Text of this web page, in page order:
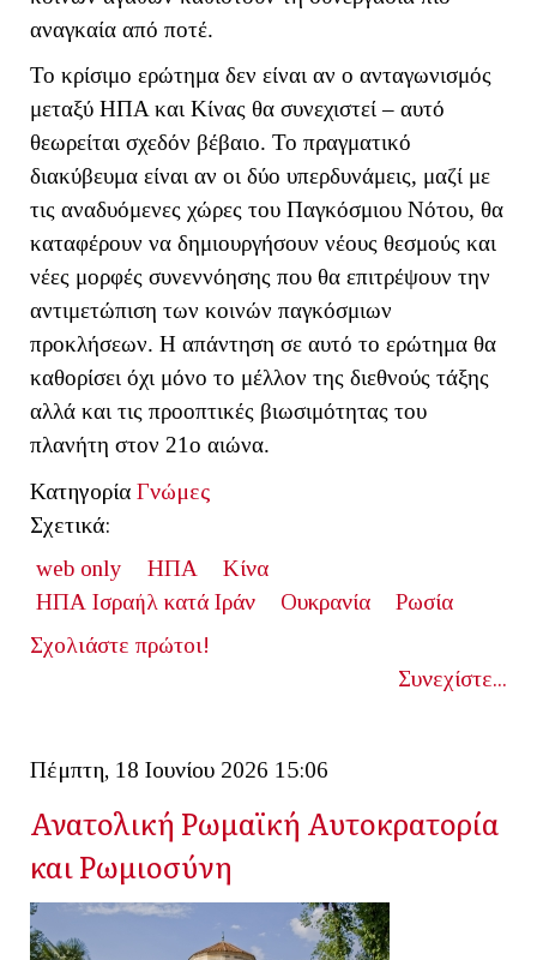
αναγκαία από ποτέ.
Το κρίσιμο ερώτημα δεν είναι αν ο ανταγωνισμός
μεταξύ ΗΠΑ και Κίνας θα συνεχιστεί – αυτό
θεωρείται σχεδόν βέβαιο. Το πραγματικό
διακύβευμα είναι αν οι δύο υπερδυνάμεις, μαζί με
τις αναδυόμενες χώρες του Παγκόσμιου Νότου, θα
καταφέρουν να δημιουργήσουν νέους θεσμούς και
νέες μορφές συνεννόησης που θα επιτρέψουν την
αντιμετώπιση των κοινών παγκόσμιων
προκλήσεων. Η απάντηση σε αυτό το ερώτημα θα
καθορίσει όχι μόνο το μέλλον της διεθνούς τάξης
αλλά και τις προοπτικές βιωσιμότητας του
πλανήτη στον 21ο αιώνα.
Κατηγορία Γνώμες
Σχετικά:
web only
ΗΠΑ
Κίνα
ΗΠΑ Ισραήλ κατά Ιράν
Ουκρανία
Ρωσία
Σχολιάστε πρώτοι!
Συνεχίστε...
Πέμπτη, 18 Ιουνίου 2026 15:06
Ανατολική Ρωμαϊκή Αυτοκρατορία
και Ρωμιοσύνη